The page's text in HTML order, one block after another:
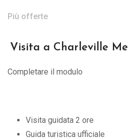
Più offerte
Visita a Charleville
Completare il modulo
Visita guidata 2 ore
Guida turistica ufficiale